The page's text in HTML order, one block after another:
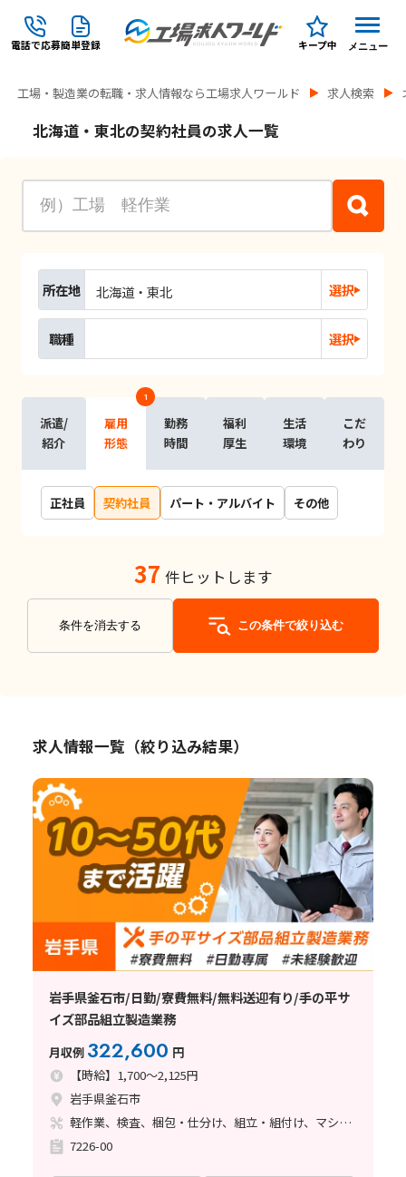
電話で応募簡単登録 キープ中 メニュー
工場・製造業の転職・求人情報なら工場求人ワールド 求人検索
北海道・東北の契約社員の求人一覧
所在地 北海道・東北 選択
職種 選択
派遣/
紹介
雇用
形態
1
勤務
時間
福利
厚生
生活
環境
こだ
わり
正社員 契約社員 パート・アルバイト その他
37 件ヒットします
条件を消去する この条件で絞り込む
求人情報一覧（絞り込み結果）
岩手県釜石市/日勤/寮費無料/無料送迎有り/手の平サ
イズ部品組立製造業務
月収例 322,600 円
【時給】1,700～2,125円
岩手県釜石市
軽作業、検査、梱包・仕分け、組立・組付け、マシンオペレーター、立ち作業
7226-00